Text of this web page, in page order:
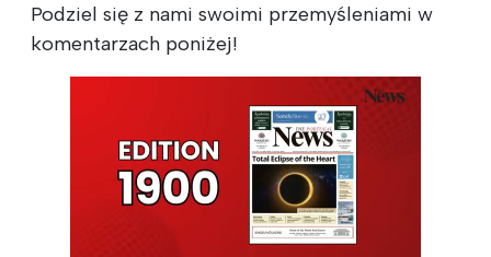
Podziel się z nami swoimi przemyśleniami w
komentarzach poniżej!